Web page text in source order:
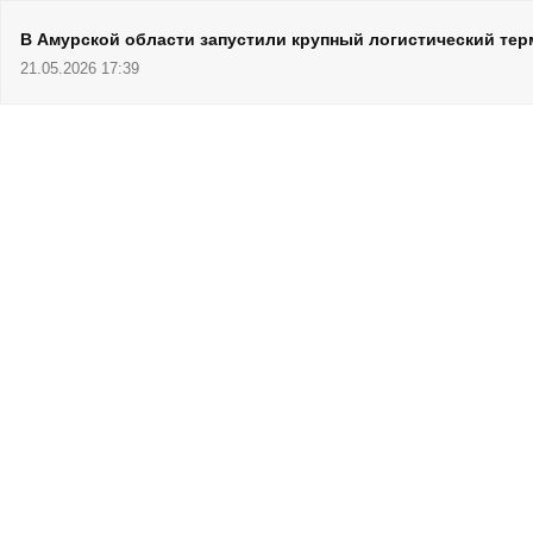
В Амурской области запустили крупный логистический
21.05.2026 17:39